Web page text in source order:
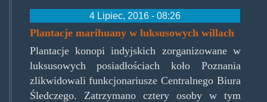
4 Lipiec, 2016 - 08:26
Plantacje marihuany w luksusowych willach
Plantacje konopi indyjskich zorganizowane w
luksusowych posiadłościach koło Poznania
zlikwidowali funkcjonariusze Centralnego Biura
Śledczego. Zatrzymano cztery osoby w tym